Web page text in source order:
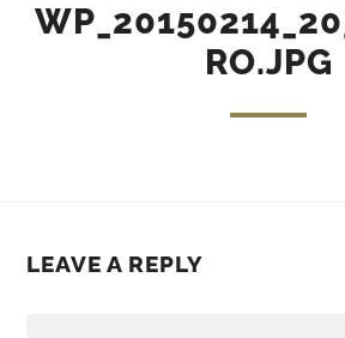
RO.JPG
LEAVE A REPLY